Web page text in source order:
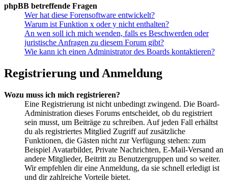
phpBB betreffende Fragen
Wer hat diese Forensoftware entwickelt?
Warum ist Funktion x oder y nicht enthalten?
An wen soll ich mich wenden, falls es Beschwerden oder
juristische Anfragen zu diesem Forum gibt?
Wie kann ich einen Administrator des Boards kontaktieren?
Registrierung und Anmeldung
Wozu muss ich mich registrieren?
Eine Registrierung ist nicht unbedingt zwingend. Die Board-
Administration dieses Forums entscheidet, ob du registriert
sein musst, um Beiträge zu schreiben. Auf jeden Fall erhältst
du als registriertes Mitglied Zugriff auf zusätzliche
Funktionen, die Gästen nicht zur Verfügung stehen: zum
Beispiel Avatarbilder, Private Nachrichten, E-Mail-Versand an
andere Mitglieder, Beitritt zu Benutzergruppen und so weiter.
Wir empfehlen dir eine Anmeldung, da sie schnell erledigt ist
und dir zahlreiche Vorteile bietet.